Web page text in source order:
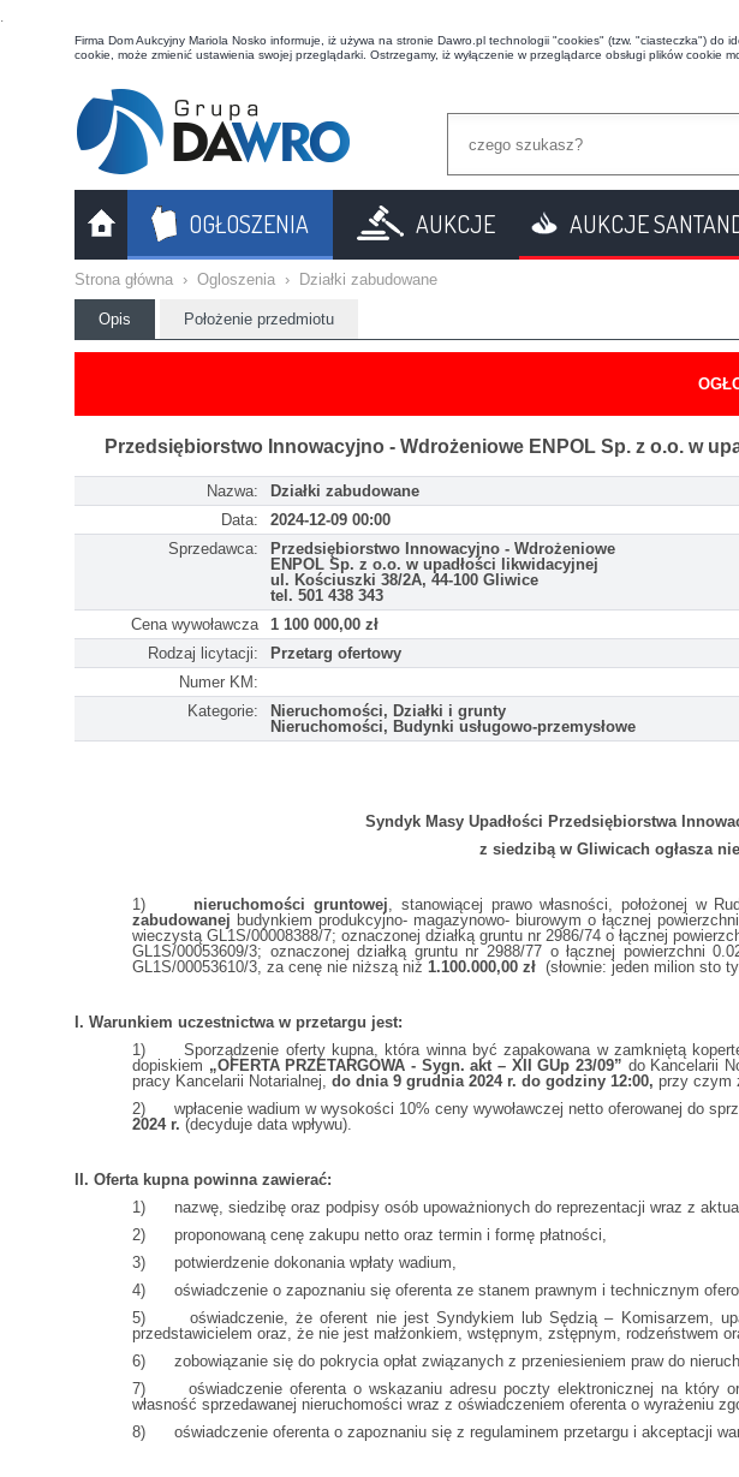
t
Firma Dom Aukcyjny Mariola Nosko informuje, iż używa na stronie Dawro.pl technologii "cookies" (tzw. "ciasteczka")
cookie, może zmienić ustawienia swojej przeglądarki. Ostrzegamy, iż wyłączenie w przeglądarce obsługi plików cookie
OGŁOSZENIA AUKCJE AUKCJE
Strona główna › Ogloszenia › Działki zabudowane
Opis Położenie przedmiotu
Przedsiębiorstwo Innowacyjno - Wdrożeniowe ENPOL Sp. z o.o. w
Nazwa:
Działki zabudowane
Data:
2024-12-09 00:00
Sprzedawca:
Przedsiębiorstwo Innowacyjno - Wdrożeniowe
ENPOL Sp. z o.o. w upadłości likwidacyjnej
ul. Kościuszki 38/2A, 44-100 Gliwice
tel. 501 438 343
Cena wywoławcza
1 100 000,00 zł
Rodzaj licytacji:
Przetarg ofertowy
Numer KM:
Kategorie:
Nieruchomości, Działki i grunty
Nieruchomości, Budynki usługowo-przemysłowe
Syndyk Masy Upadłości Przedsiębiorstwa
z siedzibą w Gliwicach ogłasza
1) nieruchomości gruntowej, stanowiącej prawo własności, położonej w
zabudowanej budynkiem produkcyjno- magazynowo- biurowym o łącznej
wieczystą GL1S/00008388/7; oznaczonej działką gruntu nr 2986/74 o łącznej
GL1S/00053609/3; oznaczonej działką gruntu nr 2988/77 o łącznej powierzchni
GL1S/00053610/3, za cenę nie niższą niż 1.100.000,00 zł (słownie: jeden milion sto
I. Warunkiem uczestnictwa w przetargu jest:
1) Sporządzenie oferty kupna, która winna być zapakowana w zamkniętą
dopiskiem „OFERTA PRZETARGOWA - Sygn. akt – XII GUp 23/09” do Kancelarii
pracy Kancelarii Notarialnej, do dnia 9 grudnia 2024 r. do godziny 12:00, przy czym
2) wpłacenie wadium w wysokości 10% ceny wywoławczej netto oferowanej do
2024 r. (decyduje data wpływu).
II. Oferta kupna powinna zawierać:
1) nazwę, siedzibę oraz podpisy osób upoważnionych do reprezentacji wraz z
2) proponowaną cenę zakupu netto oraz termin i formę płatności,
3) potwierdzenie dokonania wpłaty wadium,
4) oświadczenie o zapoznaniu się oferenta ze stanem prawnym i technicznym
5) oświadczenie, że oferent nie jest Syndykiem lub Sędzią – Komisarzem,
przedstawicielem oraz, że nie jest małżonkiem, wstępnym, zstępnym, rodzeństwem
6) zobowiązanie się do pokrycia opłat związanych z przeniesieniem praw do
7) oświadczenie oferenta o wskazaniu adresu poczty elektronicznej na który
własność sprzedawanej nieruchomości wraz z oświadczeniem oferenta o wyrażeniu
8) oświadczenie oferenta o zapoznaniu się z regulaminem przetargu i akceptacji